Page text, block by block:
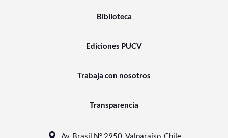
Biblioteca
Ediciones PUCV
Trabaja con nosotros
Transparencia
Av. Brasil N° 2950, Valparaíso, Chile.